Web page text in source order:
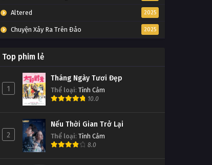
Altered 2025
Chuyện Xảy Ra Trên Đảo 2025
Top phim lẻ
1
Tháng Ngày Tươi Đẹp
Thể loại: Tình Cảm
10.0
2
Nếu Thời Gian Trở Lại
Thể loại: Tình Cảm
8.0